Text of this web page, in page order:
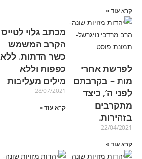
קרא עוד »
לפרשת אחרי
מות – בקרבתם
לפני ה’, כיצד
מתקרבים
בזהירות.
22/04/2021
קרא עוד »
מכתב גלוי לטייס
הקרב המשמש
כשר הדתות. ללא
כפפות וללא
מילים מעליבות
28/07/2021
קרא עוד »